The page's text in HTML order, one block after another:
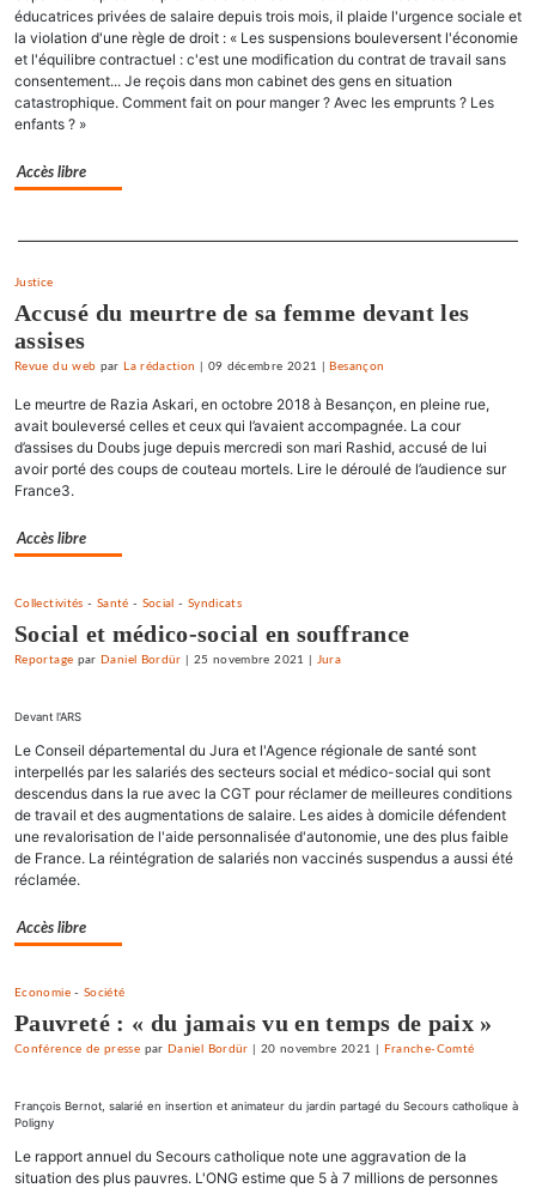
éducatrices privées de salaire depuis trois mois, il plaide l'urgence sociale et
la violation d'une règle de droit : « Les suspensions bouleversent l'économie
et l'équilibre contractuel : c'est une modification du contrat de travail sans
consentement... Je reçois dans mon cabinet des gens en situation
catastrophique. Comment fait on pour manger ? Avec les emprunts ? Les
enfants ? »
Accès libre
Separateur
Justice
Accusé du meurtre de sa femme devant les
assises
Revue du web par La rédaction 09 décembre 2021 Besançon
Le meurtre de Razia Askari, en octobre 2018 à Besançon, en pleine rue,
avait bouleversé celles et ceux qui l’avaient accompagnée. La cour
d’assises du Doubs juge depuis mercredi son mari Rashid, accusé de lui
avoir porté des coups de couteau mortels. Lire le déroulé de l’audience sur
France3.
Accès libre
Collectivités - Santé - Social - Syndicats
Social et médico-social en souffrance
Reportage par Daniel Bordür 25 novembre 2021 Jura
Devant l'ARS
Le Conseil départemental du Jura et l'Agence régionale de santé sont
interpellés par les salariés des secteurs social et médico-social qui sont
descendus dans la rue avec la CGT pour réclamer de meilleures conditions
de travail et des augmentations de salaire. Les aides à domicile défendent
une revalorisation de l'aide personnalisée d'autonomie, une des plus faible
de France. La réintégration de salariés non vaccinés suspendus a aussi été
réclamée.
Accès libre
Economie- Société
Pauvreté : « du jamais vu en temps de paix »
Conférence de presse par Daniel Bordür 20 novembre 2021 Franche-Comté
François Bernot, salarié en insertion et animateur du jardin partagé du Secours catholique à
Poligny
Le rapport annuel du Secours catholique note une aggravation de la
situation des plus pauvres. L'ONG estime que 5 à 7 millions de personnes